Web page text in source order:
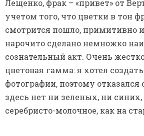
Если кабаре, концерт
постановку с
героев, стала драмой, то у
смысл. О чем ваш спектакль?
– Это призыв радоваться жизни,
существованию. В чем ценность
жизни? Все просто: ценность в
любим, дружим, только в суете